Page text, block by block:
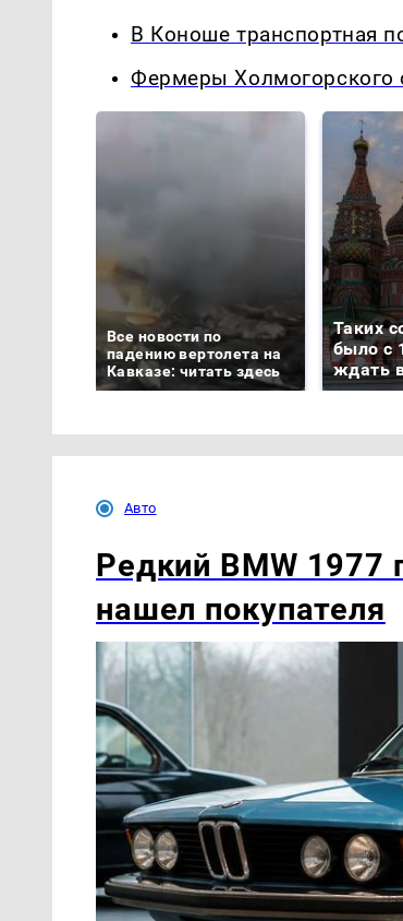
В Коноше транспортная
Фермеры Холмогорского
Все новости по
падению вертолета на
Кавказе: читать здесь
Таких
было с
ждать
Авто
Редкий BMW 1977
нашел покупателя